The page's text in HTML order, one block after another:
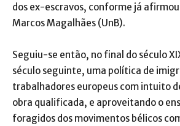
dos ex-escravos, conforme já
Marcos Magalhães (UnB).
Seguiu-se então, no final do século
século seguinte, uma política de
trabalhadores europeus com intuito
obra qualificada, e aproveitando o
foragidos dos movimentos bélicos